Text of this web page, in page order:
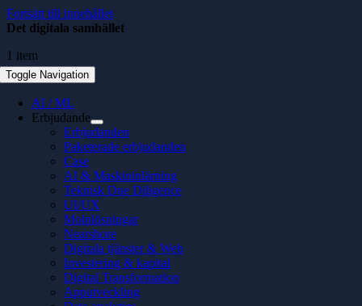
Fortsätt till innehållet
Toggle Navigation
AI / ML
Erbjudande
Erbjudanden
Paketerade erbjudanden
Case
AI & Maskininlärning
Teknisk Due Diligence
UI/UX
Molnlösningar
Nearshore
Digitala tjänster & Web
Investering & kapital
Digital Transformation
Apputveckling
Det digitala samhället
1 item